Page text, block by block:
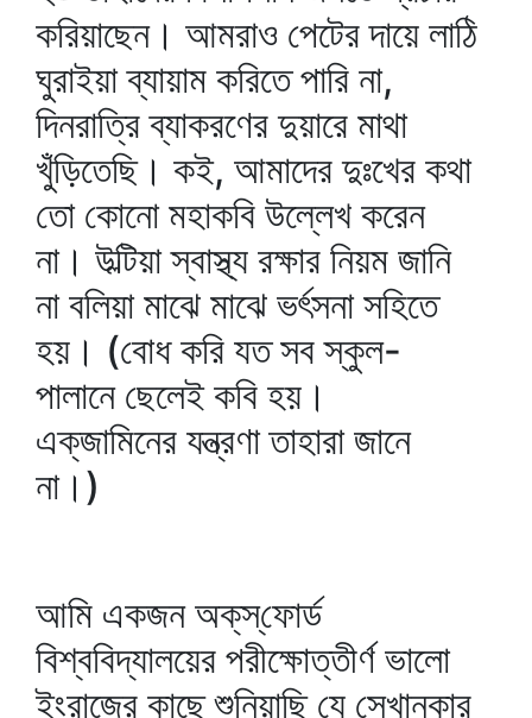
করিয়াছেন। আমরাও পেটের দায়ে লাঠি
ঘুরাইয়া ব্যায়াম করিতে পারি না,
দিনরাত্রি ব্যাকরণের দুয়ারে মাথা
খুঁড়িতেছি। কই, আমাদের দুঃখের কথা
তো কোনো মহাকবি উল্লেখ করেন
না। উল্টিয়া স্বাস্থ্য রক্ষার নিয়ম জানি
না বলিয়া মাঝে মাঝে ভর্ৎসনা সহিতে
হয়। (বোধ করি যত সব স্কুল-
পালানে ছেলেই কবি হয়।
এক্‌জামিনের যন্ত্রণা তাহারা জানে
না।)
আমি একজন অক্‌স্‌ফোর্ড
বিশ্ববিদ্যালয়ের পরীক্ষোত্তীর্ণ ভালো
ইংরাজের কাছে শুনিয়াছি যে সেখানকার